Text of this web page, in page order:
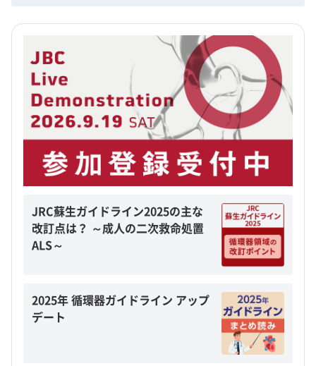
JRC蘇生ガイドライン2025の主な
改訂点は？ ～成人の二次救命処置
ALS～
2025年 循環器ガイドライン アップ
デート